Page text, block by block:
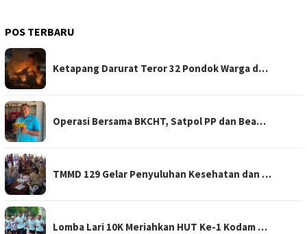
POS TERBARU
Ketapang Darurat Teror 32 Pondok Warga d…
Operasi Bersama BKCHT, Satpol PP dan Bea…
TMMD 129 Gelar Penyuluhan Kesehatan dan …
Lomba Lari 10K Meriahkan HUT Ke-1 Kodam …